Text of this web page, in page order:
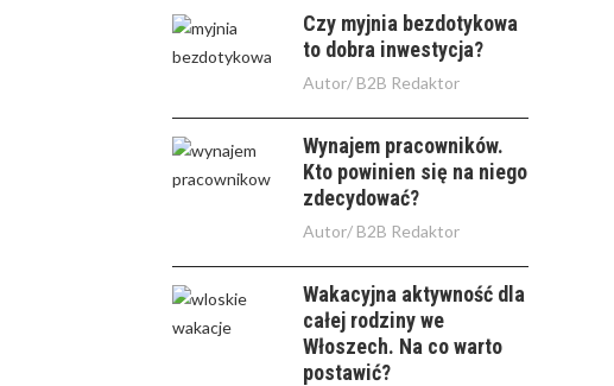
Czy myjnia bezdotykowa
to dobra inwestycja?
Autor/ B2B Redaktor
Wynajem pracowników.
Kto powinien się na niego
zdecydować?
Autor/ B2B Redaktor
Wakacyjna aktywność dla
całej rodziny we
Włoszech. Na co warto
postawić?